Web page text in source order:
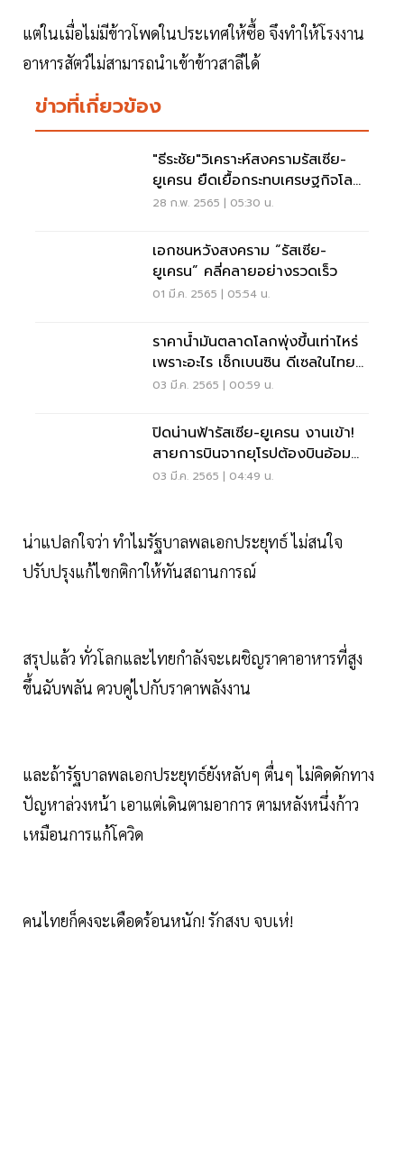
แต่ในเมื่อไม่มีข้าวโพดในประเทศให้ซื้อ จึงทำให้โรงงาน
อาหารสัตว์ไม่สามารถนำเข้าข้าวสาลีได้
ข่าวที่เกี่ยวข้อง
"ธีระชัย"วิเคราะห์สงครามรัสเซีย-
ยูเครน ยืดเยื้อกระทบเศรษฐกิจโลก
รุนแรง
28 ก.พ. 2565 | 05:30 น.
เอกชนหวังสงคราม “รัสเซีย-
ยูเครน” คลี่คลายอย่างรวดเร็ว
01 มี.ค. 2565 | 05:54 น.
ราคาน้ำมันตลาดโลกพุ่งขึ้นเท่าไหร่
เพราะอะไร เช็กเบนซิน ดีเซลในไทยที่
นี่
03 มี.ค. 2565 | 00:59 น.
ปิดน่านฟ้ารัสเซีย-ยูเครน งานเข้า!
สายการบินจากยุโรปต้องบินอ้อม
โลก
03 มี.ค. 2565 | 04:49 น.
น่าแปลกใจว่า ทำไมรัฐบาลพลเอกประยุทธ์ ไม่สนใจ
ปรับปรุงแก้ไขกติกาให้ทันสถานการณ์
สรุปแล้ว ทั่วโลกและไทยกำลังจะเผชิญราคาอาหารที่สูง
ขึ้นฉับพลัน ควบคู่ไปกับราคาพลังงาน
และถ้ารัฐบาลพลเอกประยุทธ์ยังหลับๆ ตื่นๆ ไม่คิดดักทาง
ปัญหาล่วงหน้า เอาแต่เดินตามอาการ ตามหลังหนึ่งก้าว
เหมือนการแก้โควิด
คนไทยก็คงจะเดือดร้อนหนัก! รักสงบ จบเห่!